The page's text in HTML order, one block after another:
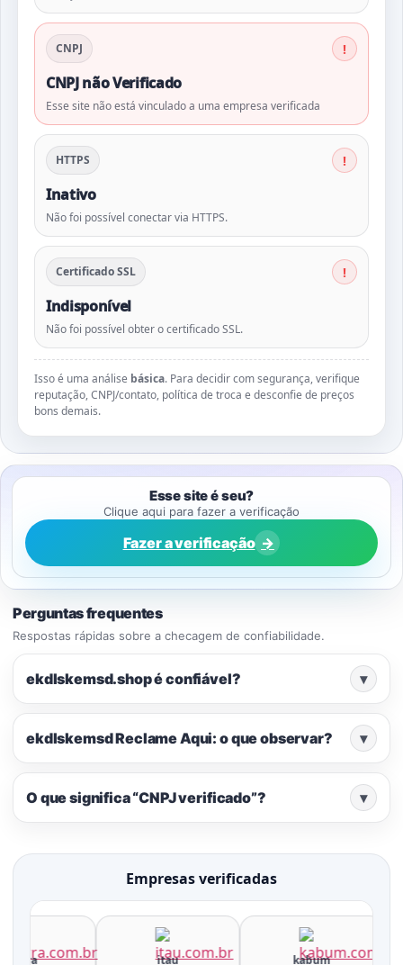
CNPJ
CNPJ não Verificado
Esse site não está vinculado a uma empresa verificada
HTTPS
Inativo
Não foi possível conectar via HTTPS.
Certificado SSL
Indisponível
Não foi possível obter o certificado SSL.
Isso é uma análise básica. Para decidir com segurança, verifique
reputação, CNPJ/contato, política de troca e desconfie de preços
bons demais.
Esse site é seu?
Clique aqui para fazer a verificação
Fazer a verificação →
Perguntas frequentes
Respostas rápidas sobre a checagem de confiabilidade.
ekdlskemsd.shop é confiável? ▾
ekdlskemsd Reclame Aqui: o que observar? ▾
O que significa “CNPJ verificado”? ▾
Empresas verificadas
terra itau kabum